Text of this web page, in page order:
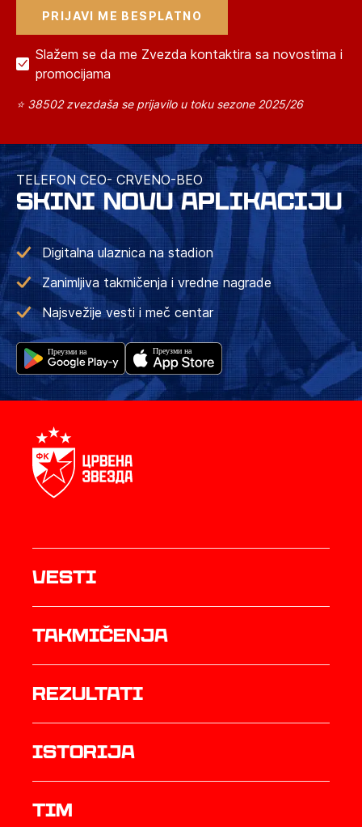
Slažem se da me Zvezda kontaktira sa novostima i
promocijama
⭐ 38502 zvezdaša se prijavilo u toku sezone 2025/26
TELEFON CEO- CRVENO-BEO
SKINI NOVU APLIKACIJU
Digitalna ulaznica na stadion
Zanimljiva takmičenja i vredne nagrade
Najsvežije vesti i meč centar
Vesti
Takmičenja
rezultati
istorija
TIM